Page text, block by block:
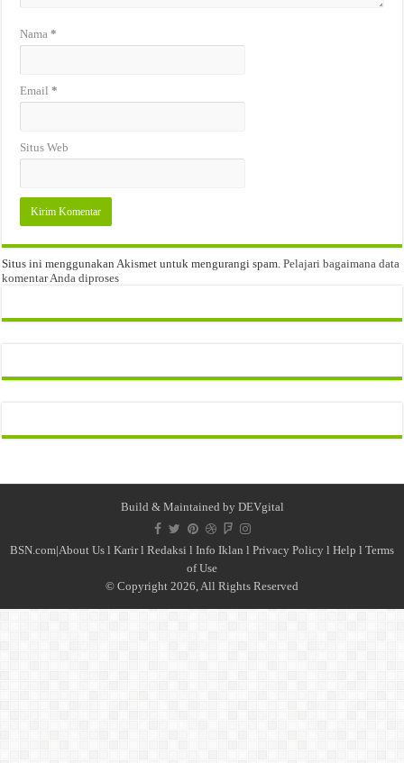
Nama*
Email*
Situs Web
Situs ini menggunakan Akismet untuk mengurangi spam.Pelajari bagaimana data
komentar Anda diproses
Build & Maintained by DEVgital
BSN.com|About Us l Karirl Redaksi l Info Iklan l Privacy Policy l Help l Terms
of Use
© Copyright 2026, All Rights Reserved